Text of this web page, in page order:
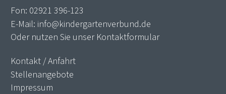
Fon: 02921 396-123
E-Mail: info@kindergartenverbund.de
Oder nutzen Sie unser Kontaktformular
Kontakt / Anfahrt
Stellenangebote
Impressum